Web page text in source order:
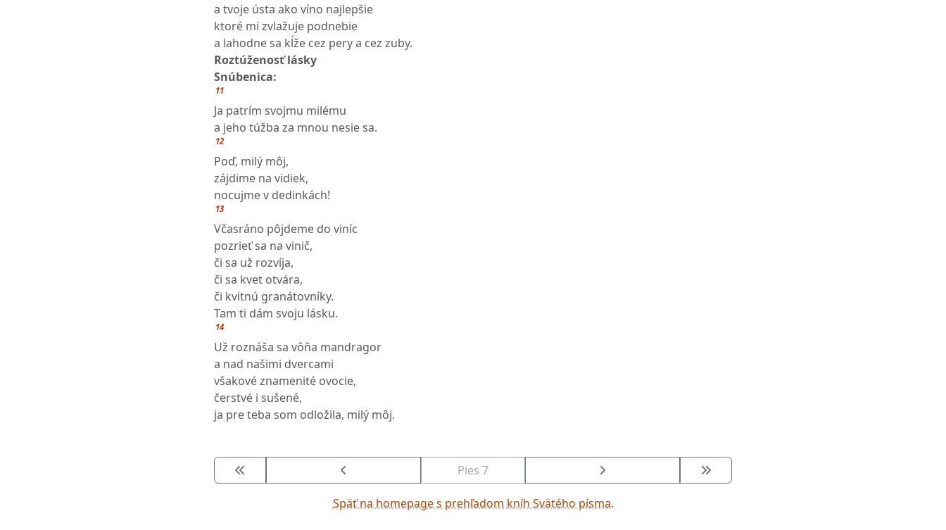
a tvoje ústa ako víno najlepšie
ktoré mi zvlažuje podnebie
a lahodne sa kĺže cez pery a cez zuby.
Roztúženosť lásky
Snúbenica:
11
Ja patrím svojmu milému
a jeho túžba za mnou nesie sa.
12
Poď, milý môj,
zájdime na vidiek,
nocujme v dedinkách!
13
Včasráno pôjdeme do viníc
pozrieť sa na vinič,
či sa už rozvíja,
či sa kvet otvára,
či kvitnú granátovníky.
Tam ti dám svoju lásku.
14
Už roznáša sa vôňa mandragor
a nad našimi dvercami
všakové znamenité ovocie,
čerstvé i sušené,
ja pre teba som odložila, milý môj.
Pies 7
Späť na homepage s prehľadom kníh Svätého písma.